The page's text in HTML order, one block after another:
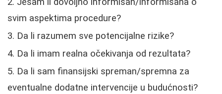
svim aspektima procedure?
Da li razumem sve potencijalne rizike?
Da li imam realna očekivanja od rezultata?
Da li sam finansijski spreman/spremna za
eventualne dodatne intervencije u budućnosti?